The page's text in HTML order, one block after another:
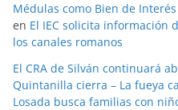
Médulas como Bien de
en El IEC solicita información
los canales romanos
El CRA de Silván continuará
Quintanilla cierra – La fueya
Losada busca familias con